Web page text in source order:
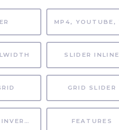
SLIDER INLINE
GRID SLIDER
FEATURES INVERTIERT FEATURES